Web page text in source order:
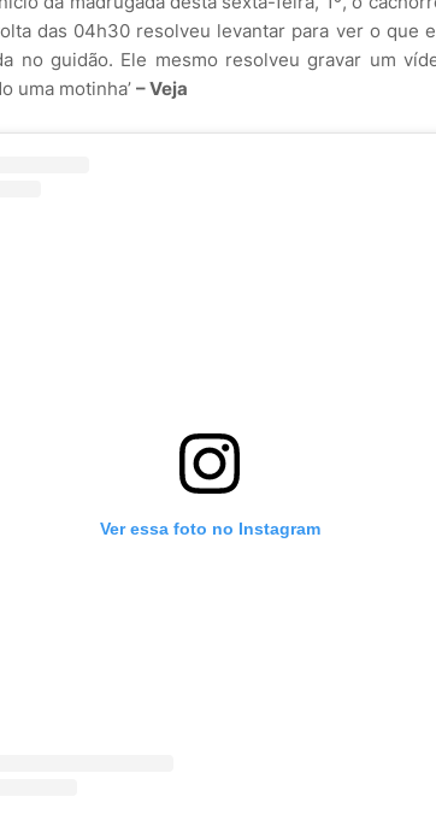
das 04h30 resolveu levantar para ver o que
no guidão. Ele mesmo resolveu gravar um
uma motinha’ – Veja
Ver essa foto no Instagram